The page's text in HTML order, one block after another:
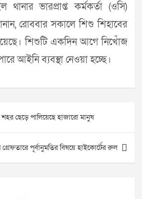
থানার ভারপ্রাপ্ত কর্মকর্তা (ওসি)
রোববার সকালে শিশু শিহাবের
শিশুটি একদিন আগে নিখোঁজ
আইনি ব্যবস্থা নেওয়া হচ্ছে।
শহর ছেড়ে পালিয়েছে হাজারো মানুষ
গ্রেফতারে পূর্বানুমতির বিষয়ে হাইকোর্টের রুল